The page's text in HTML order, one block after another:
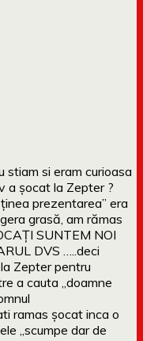
stiam si eram curioasa
a şocat la Zepter ?
prezentarea” era
grasă, am rămas
SUNTEM NOI
DVS …..deci
Zepter pentru
a cauta „doamne
ramas şocat inca o
„scumpe dar de